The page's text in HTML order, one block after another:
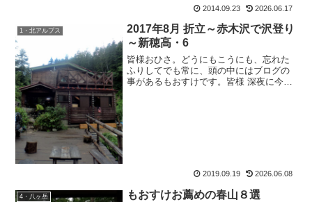
い。』という彼女のリクエストに応え
て、初心者さんでも登れる星...
2014.09.23 2026.06.17
1・北アルプス
2017年8月 折立～赤木沢で沢登り
～新穂高・6
皆様おひさ。どうにもこうにも、忘れた
ふりしてでも常に、頭の中にはブログの
事があるもおすけです。皆様 深夜に今晩
2019.09.19 2026.06.08
4・八ヶ岳 もおすけお薦めの春山８選